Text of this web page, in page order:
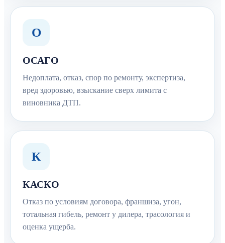
О
ОСАГО
Недоплата, отказ, спор по ремонту, экспертиза,
вред здоровью, взыскание сверх лимита с
виновника ДТП.
К
КАСКО
Отказ по условиям договора, франшиза, угон,
тотальная гибель, ремонт у дилера, трасология и
оценка ущерба.